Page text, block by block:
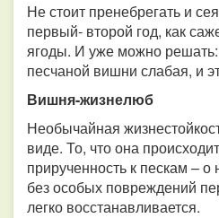
Не стоит пренебрегать и
первый- второй год, как
ягоды. И уже можно решать:
песчаной вишни слабая, и
Вишня-жизнелюб
Необычайная
виде. То, что она
прирученность к пескам –
без особых повреждений
легко восстанавливается.